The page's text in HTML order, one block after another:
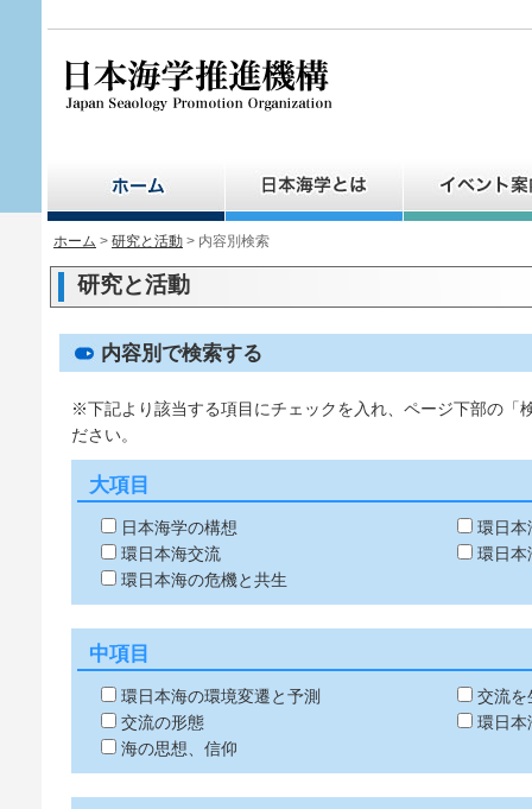
ホーム > 研究と活動 > 内容別検索
研究と活動
内容別で検索する
※下記より該当する項目にチェックを入れ、ページ下部の「
ださい。
大項目
日本海学の構想
環日本海交流
環日本海の危機と共生
環日本
環日本
中項目
環日本海の環境変遷と予測
交流の形態
海の思想、信仰
交流を
環日本